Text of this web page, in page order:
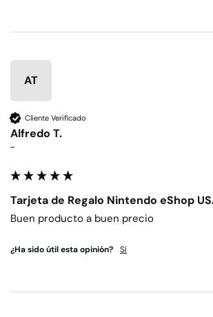
AT
Cliente Verificado
Alfredo T.
""
Tarjeta de Regalo Nintendo eShop
Buen producto a buen precio
¿Ha sido útil esta opinión? Sí